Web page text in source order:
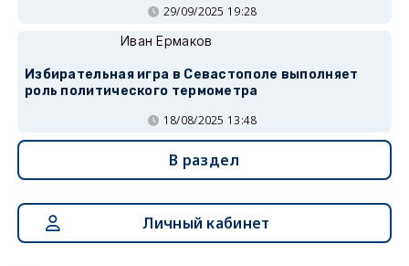
29/09/2025 19:28
Иван Ермаков
Избирательная игра в Севастополе выполняет
роль политического термометра
18/08/2025 13:48
В раздел
Личный кабинет